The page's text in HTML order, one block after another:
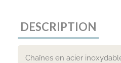
DESCRIPTION
Chaînes en acier